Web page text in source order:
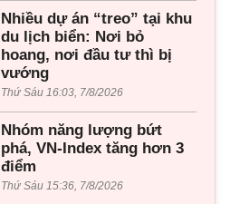
Nhiều dự án “treo” tại khu
du lịch biển: Nơi bỏ
hoang, nơi đầu tư thì bị
vướng
Thứ Sáu 16:03, 7/8/2026
Nhóm năng lượng bứt
phá, VN-Index tăng hơn 3
điểm
Thứ Sáu 15:36, 7/8/2026